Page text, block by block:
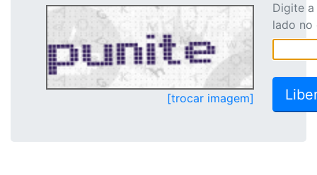
[trocar imagem]
Digite
lado no